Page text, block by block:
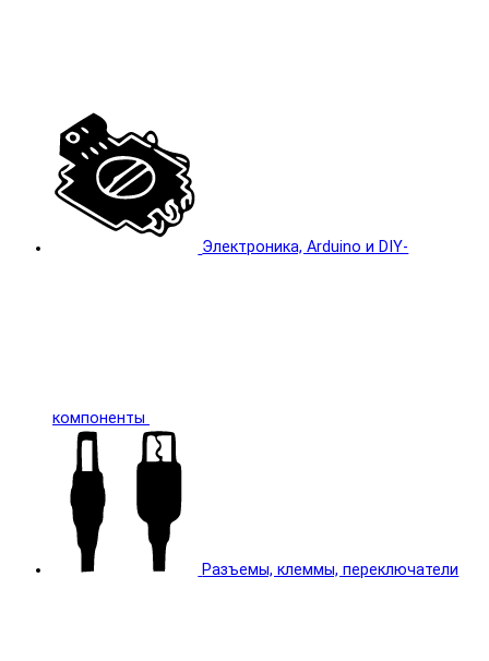
Электроника, Arduino и DIY-
компоненты
Разъемы, клеммы, переключатели